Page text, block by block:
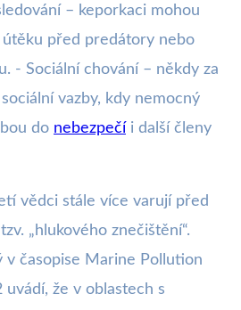
– keporkaci mohou
před predátory nebo
- Sociální chování – někdy za
vazby, kdy nemocný
do nebezpečí i další členy
vědci stále více varují před
„hlukového znečištění“.
v časopise Marine Pollution
že v oblastech s